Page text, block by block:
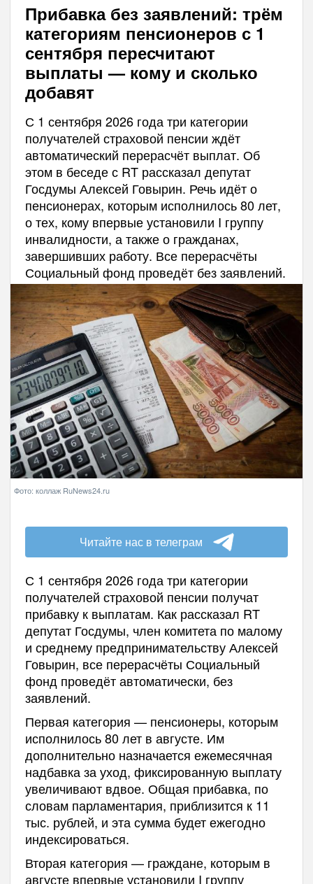
Прибавка без заявлений: трём
категориям пенсионеров с 1
сентября пересчитают
выплаты — кому и сколько
добавят
С 1 сентября 2026 года три категории
получателей страховой пенсии ждёт
автоматический перерасчёт выплат. Об
этом в беседе с RT рассказал депутат
Госдумы Алексей Говырин. Речь идёт о
пенсионерах, которым исполнилось 80 лет,
о тех, кому впервые установили I группу
инвалидности, а также о гражданах,
завершивших работу. Все перерасчёты
Социальный фонд проведёт без заявлений.
Фото: коллаж RuNews24.ru
Читайте нас в телеграм
С 1 сентября 2026 года три категории
получателей страховой пенсии получат
прибавку к выплатам. Как рассказал RT
депутат Госдумы, член комитета по малому
и среднему предпринимательству Алексей
Говырин, все перерасчёты Социальный
фонд проведёт автоматически, без
заявлений.
Первая категория — пенсионеры, которым
исполнилось 80 лет в августе. Им
дополнительно назначается ежемесячная
надбавка за уход, фиксированную выплату
увеличивают вдвое. Общая прибавка, по
словам парламентария, приблизится к 11
тыс. рублей, и эта сумма будет ежегодно
индексироваться.
Вторая категория — граждане, которым в
августе впервые установили I группу